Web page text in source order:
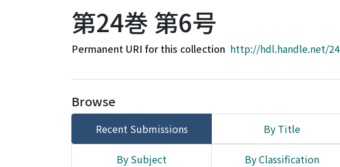
第24巻 第6号
Permanent URI for this collection http://hdl.handle.net/
Browse
Recent Submissions By Title
By Subject By Classification